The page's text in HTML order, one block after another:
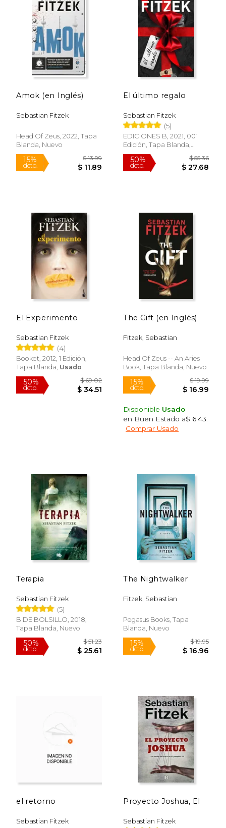
Amok (en Inglés)
Sebastian Fitzek
Head Of Zeus, 2022, Tapa
Blanda, Nuevo
El último regalo
Sebastian Fitzek
(5)
EDICIONES B, 2021, 001
Edición, Tapa Blanda,
Nuevo
50%
dcto.
El Experimento
Sebastian Fitzek
(4)
Booket, 2012, 1 Edición,
Tapa Blanda, Usado
The Gift (en Inglés)
Fitzek, Sebastian
Head Of Zeus -- An Aries
Book, Tapa Blanda, Nuevo
Disponible Usado
en Buen Estado a$ 6.43
Comprar Usado
Terapia
Sebastian Fitzek
(5)
B DE BOLSILLO, 2018,
Tapa Blanda, Nuevo
The Nightwalker
Fitzek, Sebastian
Pegasus Books, Tapa
Blanda, Nuevo
el retorno
Sebastian Fitzek
Proyecto Joshua, El
Sebastian Fitzek